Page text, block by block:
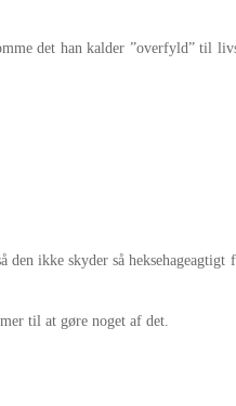
det han kalder ”overfyld” til
ikke skyder så heksehageagtigt
til at gøre noget af det.